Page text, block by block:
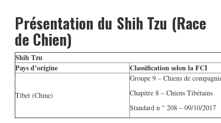
Présentation du Shih Tzu (Race
de Chien)
Shih Tzu
Pays d’origine
Classification selon la FCI
Tibet (Chine)
Groupe 9 – Chiens de
Chapitre 8 – Chiens Tibétains
Standard n ° 208 – 09/10/2017